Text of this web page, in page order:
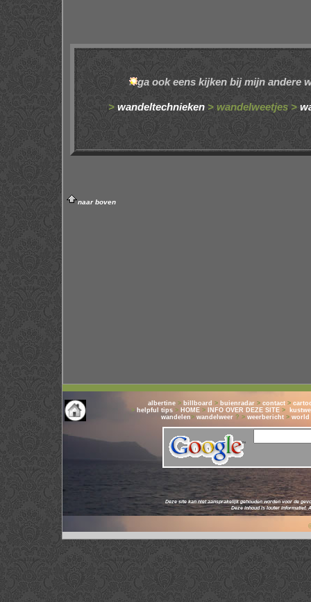
ga ook eens kijken bij mijn andere
> wandeltechnieken> wandelweetjes >
naar boven
albertine > billboard > buienradar > contact >
> helpful tips > HOME > INFO OVER DEZE SITE >
wandelen> wandelweer ? > weerbericht > world
Deze site kan niet aansprakelijk gehouden worden voor de
Deze inhoud is louter informatief.